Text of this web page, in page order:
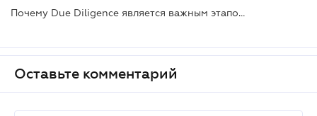
Почему Due Diligence является важным этапом сделки?
Оставьте комментарий